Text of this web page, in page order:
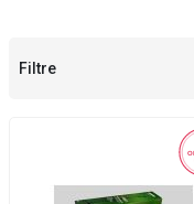
Filtre